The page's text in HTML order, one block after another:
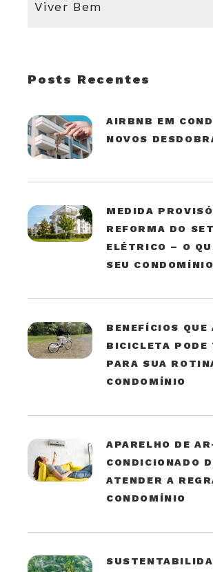
Viver Bem
Posts Recentes
AIRBNB EM
NOVOS
MEDIDA
REFORMA DO
ELÉTRICO – O
SEU
BENEFÍCIOS QUE
BICICLETA PODE
PARA SUA
CONDOMÍNIO
APARELHO DE
CONDICIONADO
ATENDER A
CONDOMÍNIO